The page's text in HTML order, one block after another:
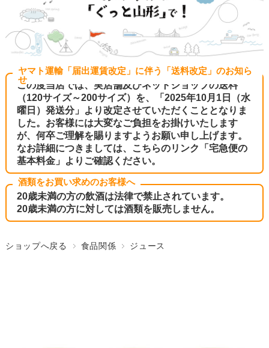
ヤマト運輸「届出運賃改定」に伴う「送料改定」のお知ら
せ
この度当店では、実店舗及びネットショップの送料
（120サイズ～200サイズ）を、「2025年10月1日（水
曜日）発送分」より改定させていただくこととなりま
した。お客様には大変なご負担をお掛けいたします
が、何卒ご理解を賜りますようお願い申し上げます。
なお詳細につきましては、こちらのリンク
「宅急便の
基本料金」
よりご確認ください。
酒類をお買い求めのお客様へ
20歳未満の方の飲酒は法律で禁止されています。
20歳未満の方に対しては酒類を販売しません。
ショップへ戻る 食品関係 ジュース